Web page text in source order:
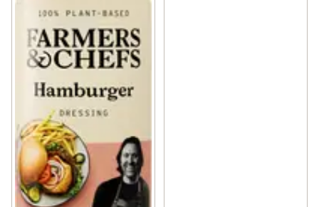
produkter av så enkla och naturliga ingredienser som
möjligt, till exempel ägg från frigående höns. Visste du
att du även kan använda våra produkter för matlagning?
Med Hellmanns produkter kan du tillföra nya
spännande smaker till förrätter, varmrätter, kakor och
tillbehör.